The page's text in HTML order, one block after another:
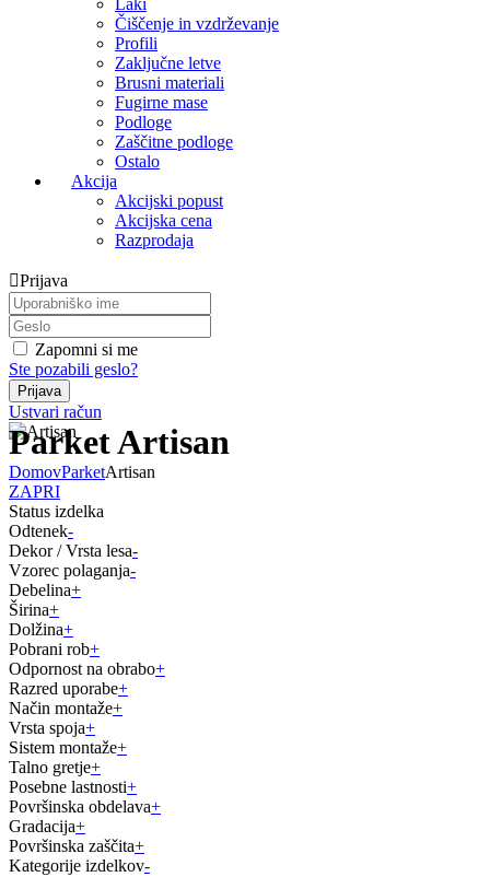
Laki
Čiščenje in vzdrževanje
Profili
Zaključne letve
Brusni materiali
Fugirne mase
Podloge
Zaščitne podloge
Ostalo
Akcija
Akcijski popust
Akcijska cena
Razprodaja
Prijava
Zapomni si me
Ste pozabili geslo?
Ustvari račun
Parket Artisan
DomovParketArtisan
ZAPRI
Status izdelka
Odtenek-
Dekor / Vrsta lesa-
Vzorec polaganja-
Debelina+
Širina+
Dolžina+
Pobrani rob+
Odpornost na obrabo+
Razred uporabe+
Način montaže+
Vrsta spoja+
Sistem montaže+
Talno gretje+
Posebne lastnosti+
Površinska obdelava+
Gradacija+
Površinska zaščita+
Kategorije izdelkov-